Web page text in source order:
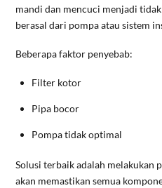
mandi dan mencuci menjadi
berasal dari pompa atau sistem
Beberapa faktor penyebab:
Filter kotor
Pipa bocor
Pompa tidak optimal
Solusi terbaik adalah melakukan
akan memastikan semua